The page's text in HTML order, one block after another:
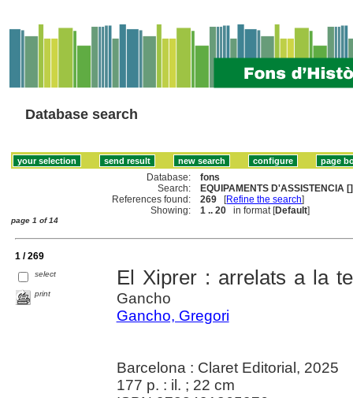
Database search
Database:
fons
Search:
EQUIPAMENTS D'ASSISTENCIA []
References found:
269 [Refine the search]
Showing:
1 .. 20 in format [Default]
page 1 of 14
1 / 269
select
print
El Xiprer : arrelats a la
Gancho
Gancho, Gregori
Barcelona : Claret Editorial, 2025
177 p. : il. ; 22 cm